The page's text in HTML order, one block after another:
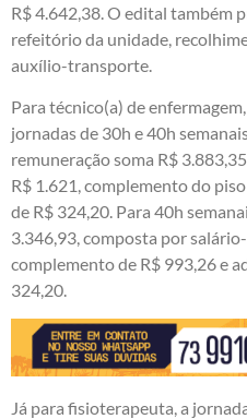
R$ 4.642,38. O edital também
refeitório da unidade,
auxílio-transporte.
Para técnico(a) de
jornadas de 30h e 40h
remuneração soma R$
R$ 1.621, complemento do
de R$ 324,20. Para 40h
3.346,93, composta por
complemento de R$ 993,26 e
324,20.
Já para fisioterapeuta, a